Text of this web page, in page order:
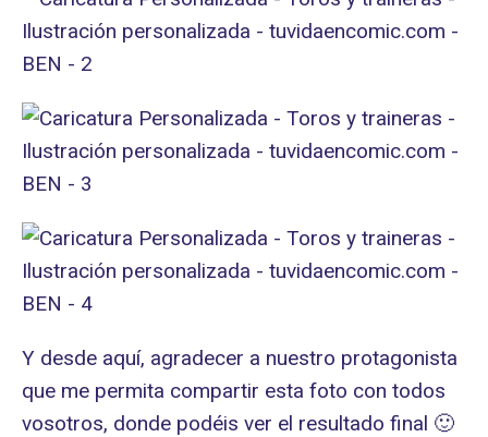
Y desde aquí, agradecer a nuestro protagonista
que me permita compartir esta foto con todos
vosotros, donde podéis ver el resultado final 🙂